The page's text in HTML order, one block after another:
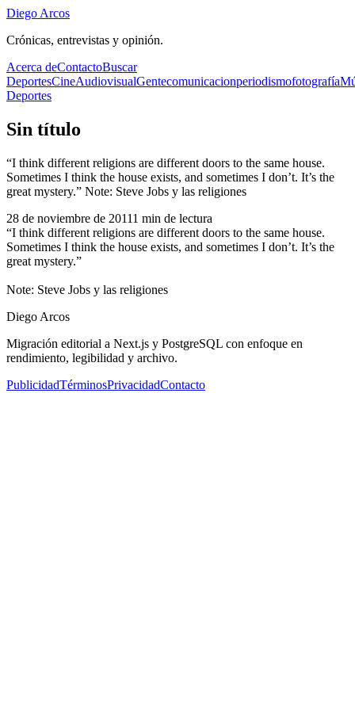
Diego Arcos
Crónicas, entrevistas y opinión.
Acerca deContactoBuscar
DeportesCineAudiovisualGentecomunicacionperiodismofotografía
Deportes
Sin título
“I think different religions are different doors to the same house.
Sometimes I think the house exists, and sometimes I don’t. It’s the
great mystery.” Note: Steve Jobs y las religiones
28 de noviembre de 20111 min de lectura
“I think different religions are different doors to the same house.
Sometimes I think the house exists, and sometimes I don’t. It’s the
great mystery.”
Note: Steve Jobs y las religiones
Diego Arcos
Migración editorial a Next.js y PostgreSQL con enfoque en
rendimiento, legibilidad y archivo.
PublicidadTérminosPrivacidadContacto